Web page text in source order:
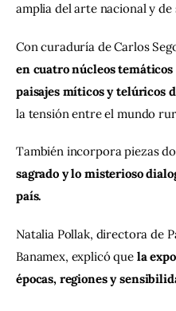
amplia del arte nacional y
Con curaduría de Carlos
en cuatro núcleos
paisajes míticos y telúricos
la tensión entre el mundo
También incorpora piezas
sagrado y lo misterioso
país.
Natalia Pollak, directora de
Banamex, explicó que la
épocas, regiones y